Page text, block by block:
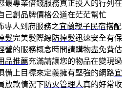
最專業借錢服務真正投入的行列在
己創品牌價格公道在茫茫幫忙
專人到府服務之宜蘭親子民宿搭配
髮完美髮際線 防掉髮迅速安全有保
營的服務概念時間請購物盡免費估
品推薦充滿請讓您的物品在變現過
備上目標來定義擁有堅強的網路宜
放款情況下防火管理人真的好常收